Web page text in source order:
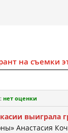
на съемки
нет оценки
выиграла
Анастасия